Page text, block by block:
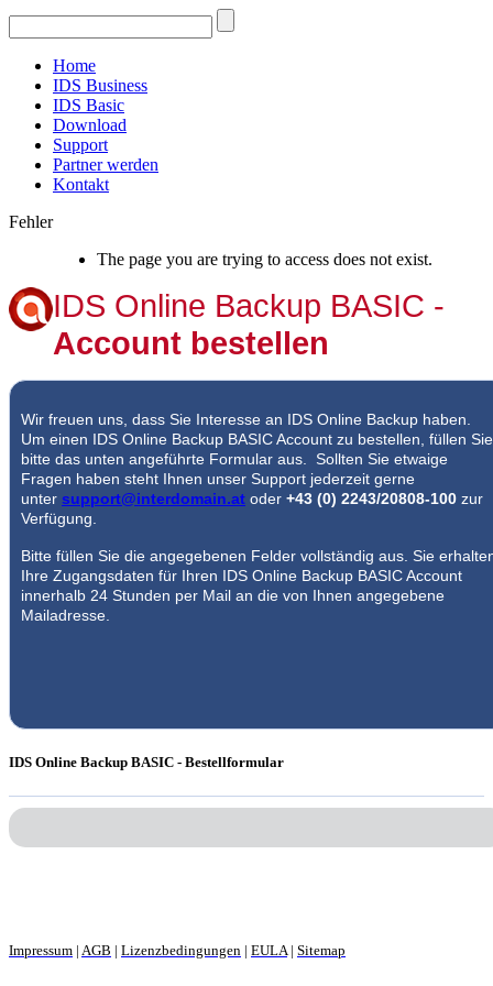
Home
IDS Business
IDS Basic
Download
Support
Partner werden
Kontakt
Fehler
The page you are trying to access does not exist.
IDS Online Backup BASIC -
Account bestellen
Wir freuen uns, dass Sie Interesse an IDS Online Backup haben.
Um einen IDS Online Backup BASIC Account zu bestellen, füllen Sie
bitte das unten angeführte Formular aus. Sollten Sie etwaige
Fragen haben steht Ihnen unser Support jederzeit gerne
unter support@interdomain.at oder +43 (0) 2243/20808-100 zur
Verfügung.
Bitte füllen Sie die angegebenen Felder vollständig aus. Sie
Ihre Zugangsdaten für Ihren IDS Online Backup BASIC Account
innerhalb 24 Stunden per Mail an die von Ihnen angegebene
Mailadresse.
IDS Online Backup BASIC - Bestellformular
Impressum | AGB | Lizenzbedingungen | EULA| Sitemap